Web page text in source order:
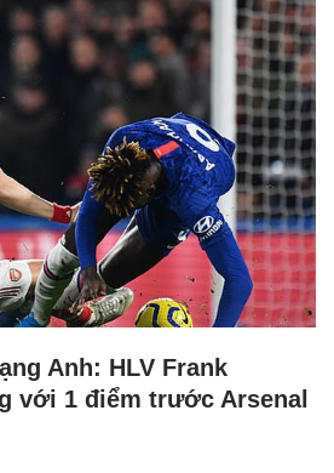
Anh: HLV Frank
với 1 điểm trước Arsenal